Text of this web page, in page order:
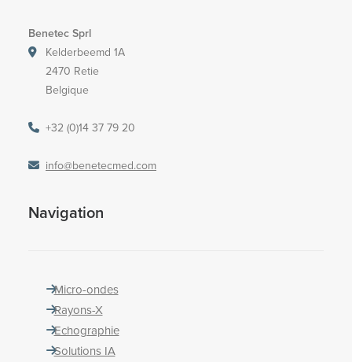
Benetec Sprl
Kelderbeemd 1A
2470 Retie
Belgique
+32 (0)14 37 79 20
info@benetecmed.com
Navigation
Micro-ondes
Rayons-X
Echographie
Solutions IA